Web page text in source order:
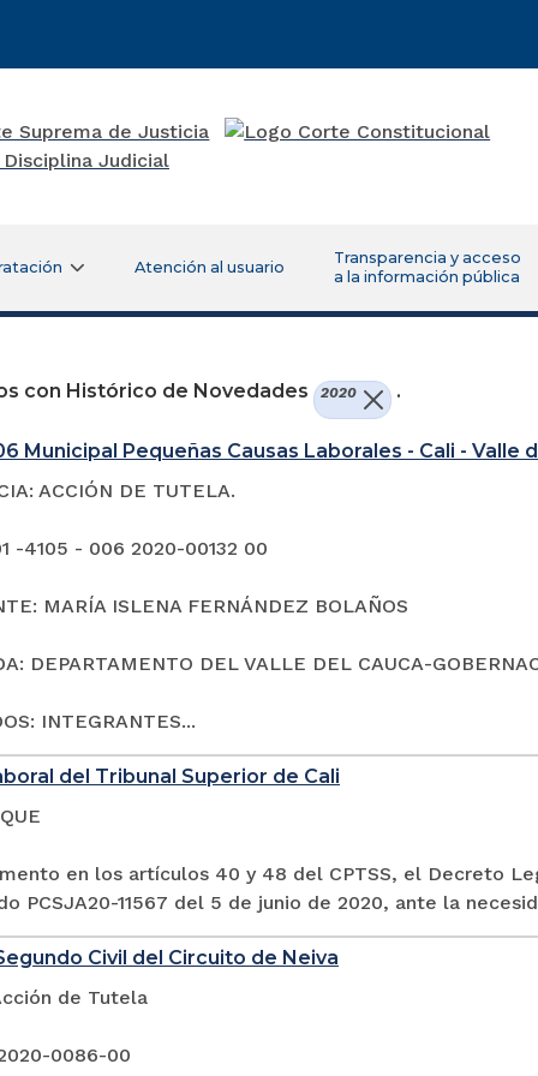
Atención al usuario
Transparencia y acceso
a la información pública
con Histórico de Novedades 2020 .
Municipal Pequeñas Causas Laborales - Cali - Valle
ACCIÓN DE TUTELA.
-4105 - 006 2020-00132 00
MARÍA ISLENA FERNÁNDEZ BOLAÑOS
DEPARTAMENTO DEL VALLE DEL CAUCA-
INTEGRANTES...
del Tribunal Superior de Cali
en los artículos 40 y 48 del CPTSS, el Decreto
PCSJA20-11567 del 5 de junio de 2020, ante la
Civil del Circuito de Neiva
de Tutela
0086-00